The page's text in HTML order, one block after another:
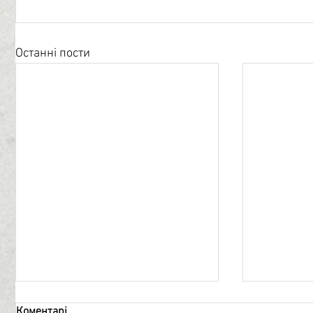
Останні пости